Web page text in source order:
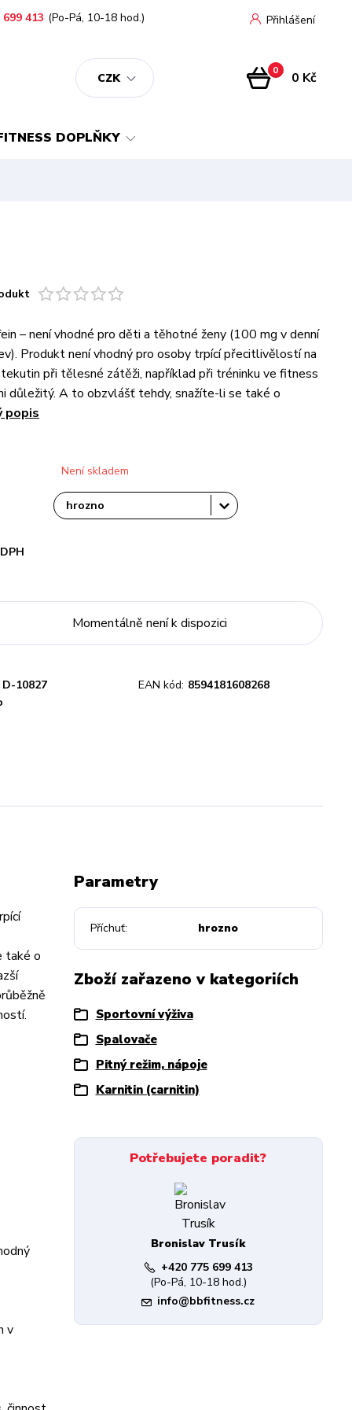
CZK
Přihlášení
413 (Po-Pá, 10-18 hod.)
0 0 Kč
DOPLŇKY
– není vhodné pro děti a těhotné ženy (100 mg v denní
Produkt není vhodný pro osoby trpící přecitlivělostí na
při tělesné zátěži, například při tréninku ve fitness
důležitý. A to obzvlášť tehdy, snažíte-li se také o
popis
Není skladem
Momentálně není k dispozici
D-10827 EAN kód: 8594181608268
také o
v
Parametry
Příchuť hrozno
Zboží zařazeno v kategoriích
Sportovní výživa
Spalovače
Pitný režim, nápoje
Karnitin (carnitin)
Potřebujete poradit?
Bronislav Trusík
+420 775 699 413
(Po-Pá, 10-18 hod.)
info@bbfitness.cz